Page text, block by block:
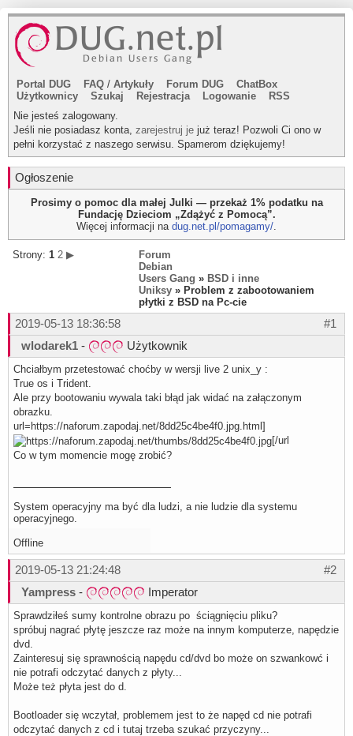
Portal DUG FAQ / Artykuły Forum DUG
ChatBox
Użytkownicy
Szukaj Rejestracja Logowanie
RSS
Nie jesteś zalogowany.
Jeśli nie posiadasz konta, zarejestruj je już teraz! Pozwoli Ci ono w
pełni korzystać z naszego serwisu. Spamerom dziękujemy!
Ogłoszenie
Prosimy o pomoc dla małej Julki — przekaż 1% podatku na
Fundację Dzieciom „Zdążyć z Pomocą”.
Więcej informacji na dug.net.pl/pomagamy/.
Strony: 1 2 ▶
Forum
Debian
Users Gang » BSD i inne
Uniksy » Problem z zabootowaniem
płytki z BSD na Pc-cie
#1
2019-05-13 18:36:58
wlodarek1 - Użytkownik
Chciałbym przetestować choćby w wersji live 2 unix_y :
True os i Trident.
Ale przy bootowaniu wywala taki błąd jak widać na załączonym
obrazku.
url=https://naforum.zapodaj.net/8dd25c4be4f0.jpg.html]
[/url
Co w tym momencie mogę zrobić?
System operacyjny ma być dla ludzi, a nie ludzie dla systemu
operacyjnego.
Offline
#2
2019-05-13 21:24:48
Yampress - Imperator
Sprawdziłeś sumy kontrolne obrazu po ściągnięciu pliku?
spróbuj nagrać płytę jeszcze raz może na innym komputerze, napędzie
dvd.
Zainteresuj się sprawnością napędu cd/dvd bo może on szwankowć i
nie potrafi odczytać danych z płyty...
Może też płyta jest do d.
Bootloader się wczytał, problemem jest to że napęd cd nie potrafi
odczytać danych z cd i tutaj trzeba szukać przyczyny...